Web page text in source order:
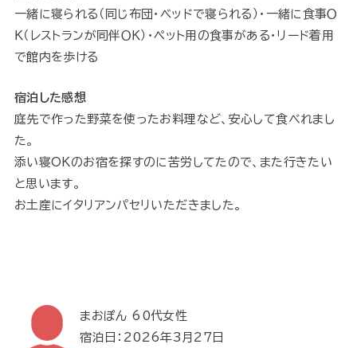
一緒に寝られる（同じ布団・ベッドで寝られる）・一緒に食事Ｏ
Ｋ（レストランが同伴ＯＫ）・ペット用の食事がある・リード着用
で館内を歩ける
宿泊した感想
庭先で作った野菜を使ったお料理など、安心して食べれまし
た。
添い寝OKのお宿を探すのに苦労してたので、また行きたい
と思います。
お土産にイタリアンパセリいただきました。
まおぽん 60代女性
宿泊日：2026年3月27日